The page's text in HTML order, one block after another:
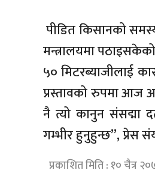
पीडित किसानको
मन्त्रालयमा
५० मिटरब्याजीलाई
प्रस्तावको रुपमा आज
नै त्यो कानुन संसद्मा
गम्भीर हुनुहुन्छ”, प्रेस
प्रकाशित मिति : १० चैत्र